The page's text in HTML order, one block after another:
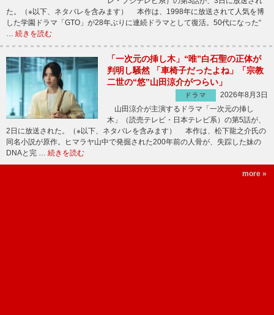
た。（※以下、ネタバレを含みます） 本作は、1998年に放送されて人気を博
した学園ドラマ「GTO」が28年ぶりに連続ドラマとして復活。50代になった“
… 続きを読む
「一次元の挿し木」“唯”白石聖の正体が
判明し騒然 「車椅子だったよね」「宗教
二世の“悠”山田涼介がつらい」
ドラマ
2026年8月3日
山田涼介が主演するドラマ「一次元の挿し
木」（読売テレビ・日本テレビ系）の第5話が、
2日に放送された。（※以下、ネタバレを含みます） 本作は、松下龍之介氏の
同名小説が原作。ヒマラヤ山中で発掘された200年前の人骨が、失踪した妹の
DNAと完 … 続きを読む
more »